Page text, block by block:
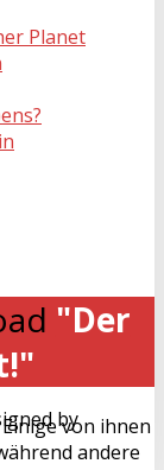
Planet
"Der
by
von ihnen
andere